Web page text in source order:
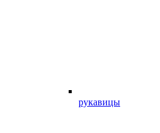
рукавицы